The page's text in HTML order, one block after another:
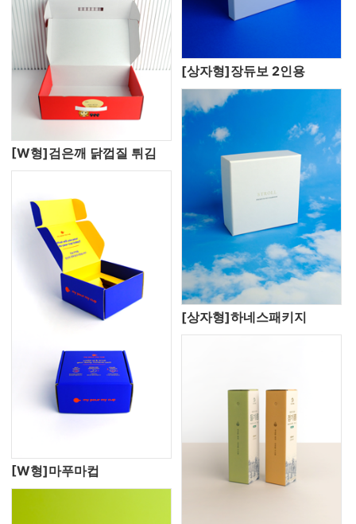
[W형]검은깨 닭껍질 튀김
[상자형]장듀보 2인용
[W형]마푸마컵
[상자형]하네스패키지